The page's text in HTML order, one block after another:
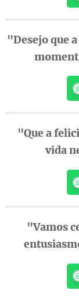
"Desejo que
"Que a
vida
"Vamos